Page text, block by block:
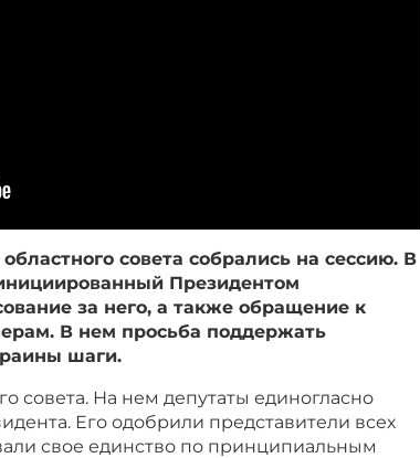
совета собрались на сессию. В
Президентом
за него, а также обращение к
В нем просьба поддержать
шаги.
совета. На нем депутаты единогласно
Его одобрили представители всех
свое единство по принципиальным